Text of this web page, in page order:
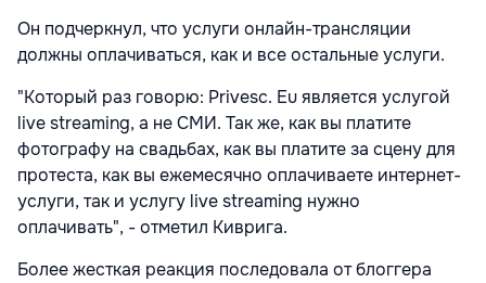
Он подчеркнул, что услуги онлайн-трансляции
должны оплачиваться, как и все остальные услуги.
"Который раз говорю: Privesc. Eu является услугой
live streaming, а не СМИ. Так же, как вы платите
фотографу на свадьбах, как вы платите за сцену для
протеста, как вы ежемесячно оплачиваете интернет-
услуги, так и услугу live streaming нужно
оплачивать", - отметил Киврига.
Более жесткая реакция последовала от блоггера